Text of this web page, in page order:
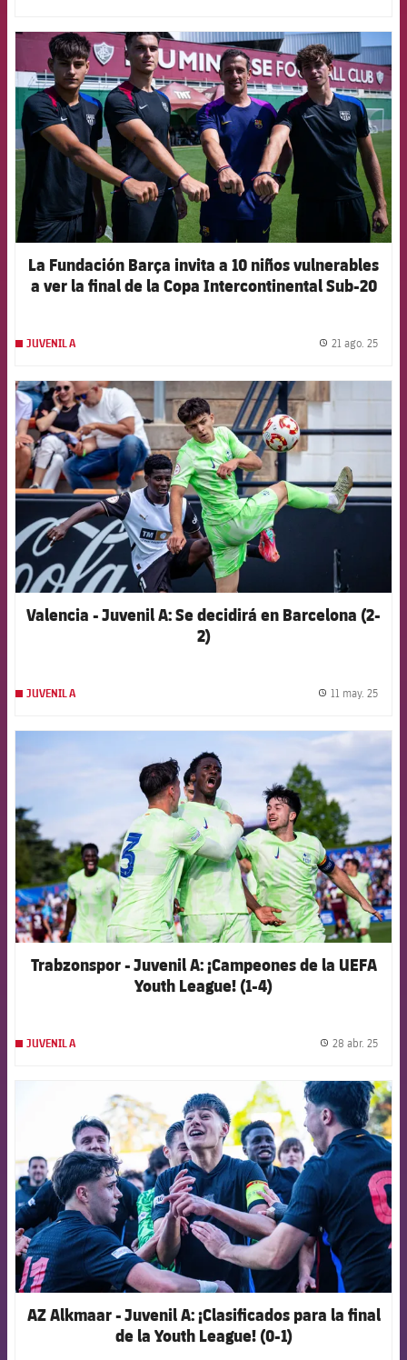
FCB Barcelona badge
La Fundación Barça invita a 10 niños vulnerables
a ver la final de la Copa Intercontinental Sub-20
JUVENIL A 21 ago. 25
FCB Barcelona badge
Valencia - Juvenil A: Se decidirá en Barcelona (2-
2)
JUVENIL A 11 may. 25
FCB Barcelona badge
Trabzonspor - Juvenil A: ¡Campeones de la UEFA
Youth League! (1-4)
JUVENIL A 28 abr. 25
FCB Barcelona badge
AZ Alkmaar - Juvenil A: ¡Clasificados para la final
de la Youth League! (0-1)